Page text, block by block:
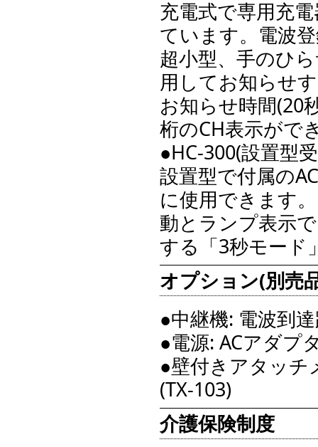
充電式で専用充
ています。電波
超小型、手のひ
用してお知らせ
お知らせ時間(20
桁のCH表示がで
●HC-300(設置型
設置型で付属の
に使用できます
動とランプ表示
する「3秒モード
オプション(別売
●中継機: 電波到
●電源: ACアダプ
●壁付きアタッチ
(TX-103)
介護保険制度